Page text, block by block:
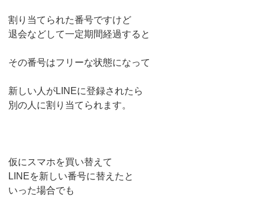
割り当てられた番号ですけど
退会などして一定期間経過すると
その番号はフリーな状態になって
新しい人がLINEに登録されたら
別の人に割り当てられます。
仮にスマホを買い替えて
LINEを新しい番号に替えたと
いった場合でも